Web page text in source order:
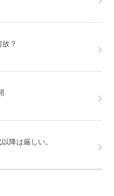
？
降は厳しい。